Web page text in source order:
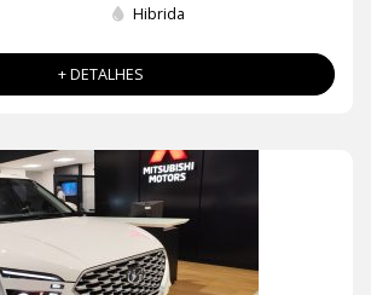
Hibrida
+ DETALHES